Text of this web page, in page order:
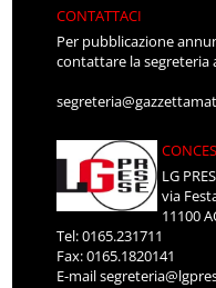
CONTATTACI
Per pubblicazione
contattare la segreteria
LG
via
11100
Tel: 0165.231711
Fax: 0165.1820141
E-mail